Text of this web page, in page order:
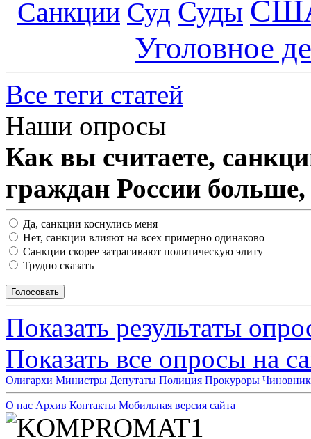
Санкции Суд Суды
Уголовное
Все теги статей
Наши опросы
Как вы считаете,
граждан России
Да, санкции коснулись меня
Нет, санкции влияют на всех примерно одинаково
Санкции скорее затрагивают политическую элиту
Трудно сказать
Показать результаты
Показать все опросы на
Олигархи Министры Депутаты Полиция Прокуроры
О нас Архив Контакты Мобильная версия сайта